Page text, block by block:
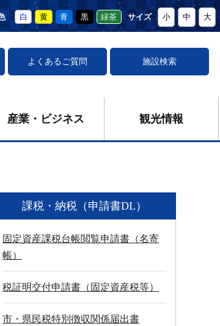
白 黄 青 黒 緑茶 サイズ 小 中 大
よくあるご質問 施設検索
産業・ビジネス 観光情報
課税・納税（申請書DL）
固定資産課税台帳閲覧申請書（名寄
帳）
税証明交付申請書（固定資産税等）
市・県民税特別徴収関係届出書